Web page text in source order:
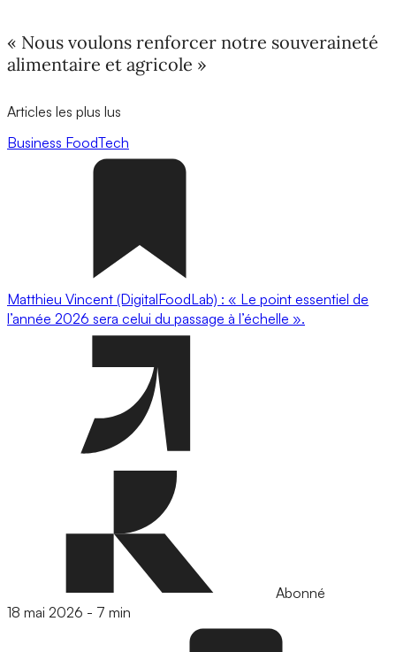
« Nous voulons renforcer notre souveraineté
alimentaire et agricole »
Articles les plus lus
Business FoodTech
Matthieu Vincent (DigitalFoodLab) : « Le point essentiel de
l’année 2026 sera celui du passage à l’échelle ».
Abonné
18 mai 2026 - 7 min